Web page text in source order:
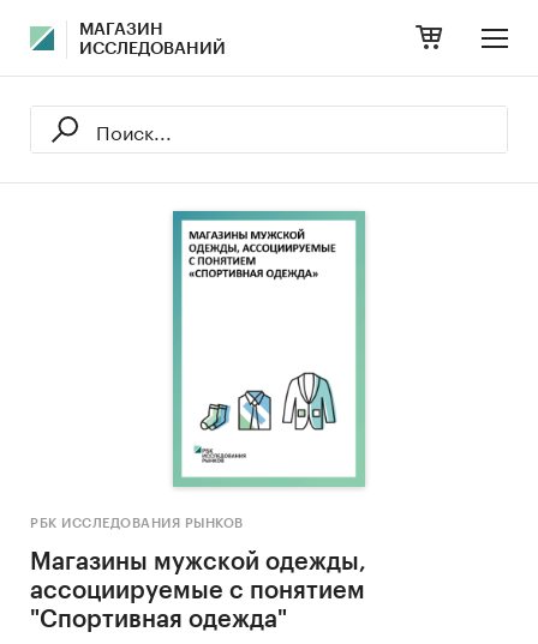
МАГАЗИН
ИССЛЕДОВАНИЙ
РБК ИССЛЕДОВАНИЯ РЫНКОВ
Магазины мужской одежды,
ассоциируемые с понятием
"Спортивная одежда"